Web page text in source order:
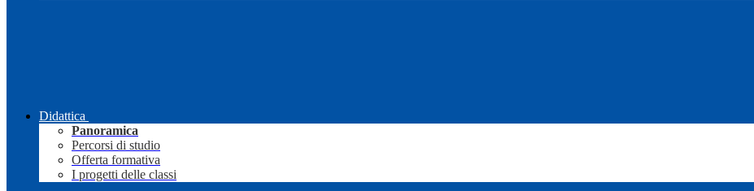
Didattica
Panoramica
Percorsi di studio
Offerta formativa
I progetti delle classi